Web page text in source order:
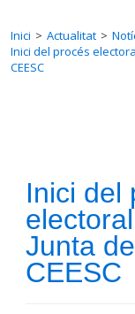
Inici Actualitat
Inici del procés
CEESC
Inici del
Junta
CEESC